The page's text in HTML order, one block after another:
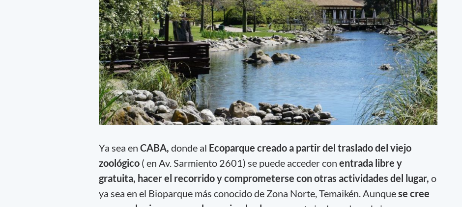
Ya sea en CABA, donde al Ecoparque creado a partir del traslado del viejo
zoológico( en Av. Sarmiento 2601) se puede acceder con entrada libre y
gratuita, hacer el recorrido y comprometerse con otras actividades del lugar, o
ya sea en el Bioparque más conocido de Zona Norte, Temaikén. Aunquese cree